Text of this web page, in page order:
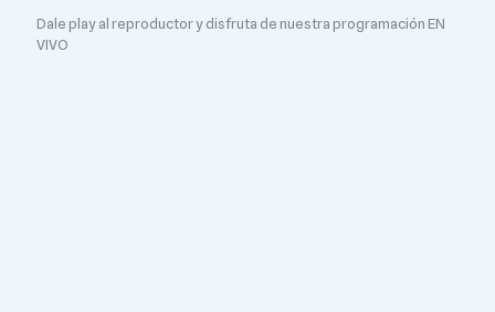
Dale play al reproductor y disfruta de nuestra programación EN
VIVO